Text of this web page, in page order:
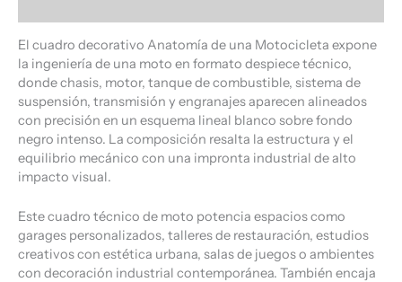
El cuadro decorativo Anatomía de una Motocicleta expone
la ingeniería de una moto en formato despiece técnico,
donde chasis, motor, tanque de combustible, sistema de
suspensión, transmisión y engranajes aparecen alineados
con precisión en un esquema lineal blanco sobre fondo
negro intenso. La composición resalta la estructura y el
equilibrio mecánico con una impronta industrial de alto
impacto visual.
Este cuadro técnico de moto potencia espacios como
garages personalizados, talleres de restauración, estudios
creativos con estética urbana, salas de juegos o ambientes
con decoración industrial contemporánea. También encaja